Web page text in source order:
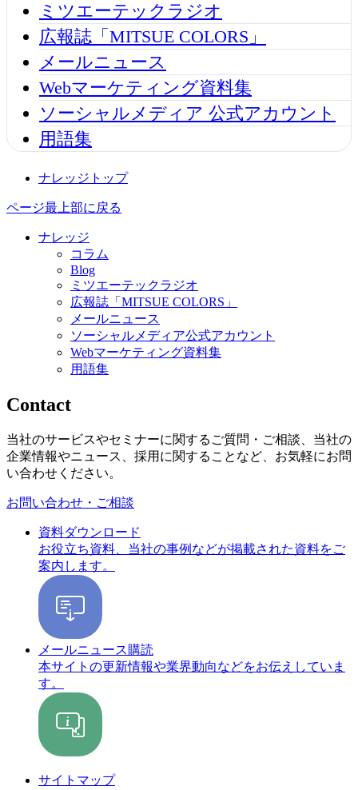
ミツエーテックラジオ
広報誌「MITSUE COLORS」
メールニュース
Webマーケティング資料集
ソーシャルメディア 公式アカウント
用語集
ナレッジトップ
ページ最上部に戻る
ナレッジ
コラム
Blog
ミツエーテックラジオ
広報誌「MITSUE COLORS」
メールニュース
ソーシャルメディア公式アカウント
Webマーケティング資料集
用語集
Contact
当社のサービスやセミナーに関するご質問・ご相談、当社の
企業情報やニュース、採用に関することなど、お気軽にお問
い合わせください。
お問い合わせ・ご相談
資料ダウンロード
お役立ち資料、当社の事例などが掲載された資料をご
案内します。
メールニュース購読
本サイトの更新情報や業界動向などをお伝えしていま
す。
サイトマップ